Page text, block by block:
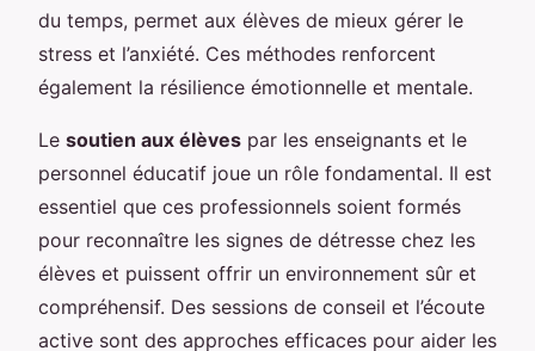
du temps, permet aux élèves de mieux gérer le
stress et l’anxiété. Ces méthodes renforcent
également la résilience émotionnelle et mentale.
Le soutien aux élèves par les enseignants et le
personnel éducatif joue un rôle fondamental. Il est
essentiel que ces professionnels soient formés
pour reconnaître les signes de détresse chez les
élèves et puissent offrir un environnement sûr et
compréhensif. Des sessions de conseil et l’écoute
active sont des approches efficaces pour aider les